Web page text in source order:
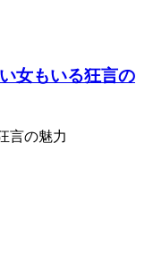
女もいる狂言の
言の魅力